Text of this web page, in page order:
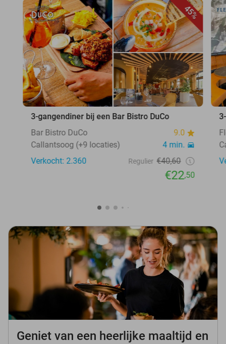
45%
3-gangendiner bij een Bar Bistro DuCo
Bar Bistro DuCo
9.0
Callantsoog (+9 locaties)
4 min.
Verkocht: 2.360
Regulier €40,60
€22,50
Geniet van een heerlijke maaltijd en